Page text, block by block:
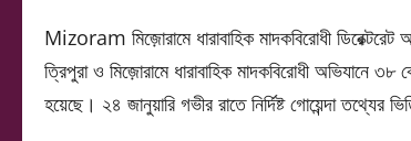
Mizoram মিজ়োরামে ধারাবাহিক মাদকবিরোধী
ত্রিপুরা ও মিজ়োরামে ধারাবাহিক মাদকবিরোধী অভিযানে
হয়েছে। ২৪ জানুয়ারি গভীর রাতে নির্দিষ্ট গোয়েন্দা